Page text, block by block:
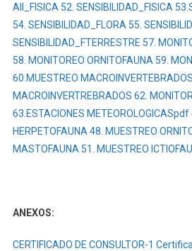
A
69
KV,
ENTRE
LA
SUBESTACIÓN
5
Y
UNIDAD
AII_FISICA 52. SENSIBILIDAD_FISICA
54. SENSIBILIDAD_FLORA 55.
SENSIBILIDAD_FTERRESTRE 57.
58. MONITOREO ORNITOFAUNA 59.
60.MUESTREO MACROINVERTEBRADOS
MACROINVERTREBRADOS 62.
63.ESTACIONES METEOROLOGICASpdf
HERPETOFAUNA 48. MUESTREO
MASTOFAUNA 51. MUESTREO
ANEXOS:
CERTIFICADO DE CONSULTOR-1